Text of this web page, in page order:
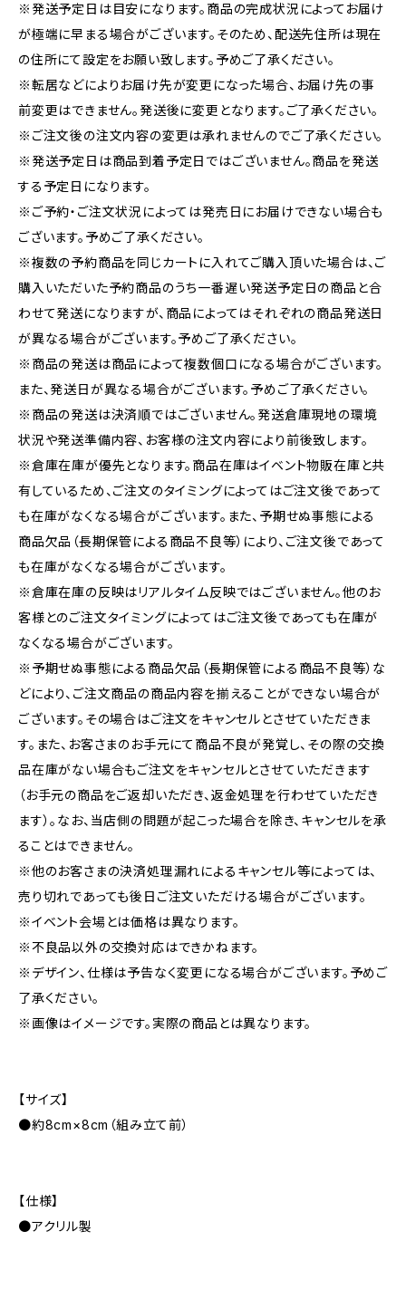
※発送予定日は目安になります。商品の完成状況によってお届け
が極端に早まる場合がございます。そのため、配送先住所は現在
の住所にて設定をお願い致します。予めご了承ください。
※転居などによりお届け先が変更になった場合、お届け先の事
前変更はできません。発送後に変更となります。ご了承ください。
※ご注文後の注文内容の変更は承れませんのでご了承ください。
※発送予定日は商品到着予定日ではございません。商品を発送
する予定日になります。
※ご予約・ご注文状況によっては発売日にお届けできない場合も
ございます。予めご了承ください。
※複数の予約商品を同じカートに入れてご購入頂いた場合は、ご
購入いただいた予約商品のうち一番遅い発送予定日の商品と合
わせて発送になりますが、商品によってはそれぞれの商品発送日
が異なる場合がございます。予めご了承ください。
※商品の発送は商品によって複数個口になる場合がございます。
また、発送日が異なる場合がございます。予めご了承ください。
※商品の発送は決済順ではございません。発送倉庫現地の環境
状況や発送準備内容、お客様の注文内容により前後致します。
※倉庫在庫が優先となります。商品在庫はイベント物販在庫と共
有しているため、ご注文のタイミングによってはご注文後であって
も在庫がなくなる場合がございます。また、予期せぬ事態による
商品欠品（長期保管による商品不良等）により、ご注文後であって
も在庫がなくなる場合がございます。
※倉庫在庫の反映はリアルタイム反映ではございません。他のお
客様とのご注文タイミングによってはご注文後であっても在庫が
なくなる場合がございます。
※予期せぬ事態による商品欠品（長期保管による商品不良等）な
どにより、ご注文商品の商品内容を揃えることができない場合が
ございます。その場合はご注文をキャンセルとさせていただきま
す。また、お客さまのお手元にて商品不良が発覚し、その際の交換
品在庫がない場合もご注文をキャンセルとさせていただきます
（お手元の商品をご返却いただき、返金処理を行わせていただき
ます）。なお、当店側の問題が起こった場合を除き、キャンセルを承
ることはできません。
※他のお客さまの決済処理漏れによるキャンセル等によっては、
売り切れであっても後日ご注文いただける場合がございます。
※イベント会場とは価格は異なります。
※不良品以外の交換対応はできかねます。
※デザイン、仕様は予告なく変更になる場合がございます。予めご
了承ください。
※画像はイメージです。実際の商品とは異なります。
【サイズ】
●約8cm×8cm（組み立て前）
【仕様】
●アクリル製